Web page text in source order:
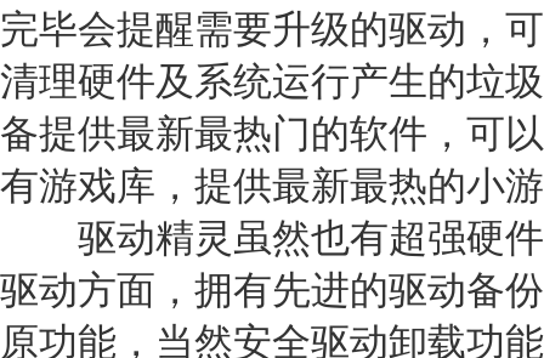
完毕会提醒需要升级的驱动，
清理硬件及系统运行产生的垃
备提供最新最热门的软件，可
有游戏库，提供最新最热的小
驱动精灵虽然也有超强硬件
驱动方面，拥有先进的驱动备
原功能，当然安全驱动卸载功